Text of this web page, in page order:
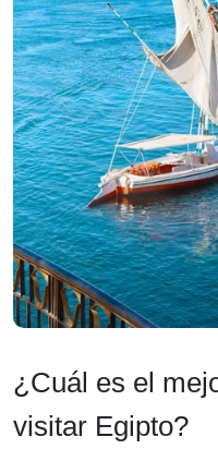
¿Cuál es el
visitar Egipto?